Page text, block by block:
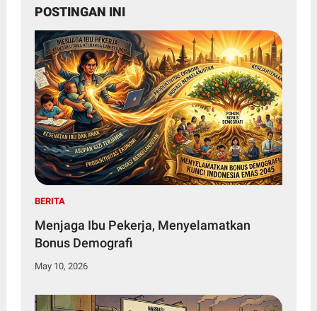
POSTINGAN INI
BERITA
Menjaga Ibu Pekerja, Menyelamatkan
Bonus Demografi
May 10, 2026